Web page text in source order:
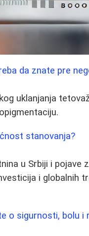
da znate pre
uklanjanja
stanovanja?
u Srbiji i pojave
i globalnih
o sigurnosti, bolu i